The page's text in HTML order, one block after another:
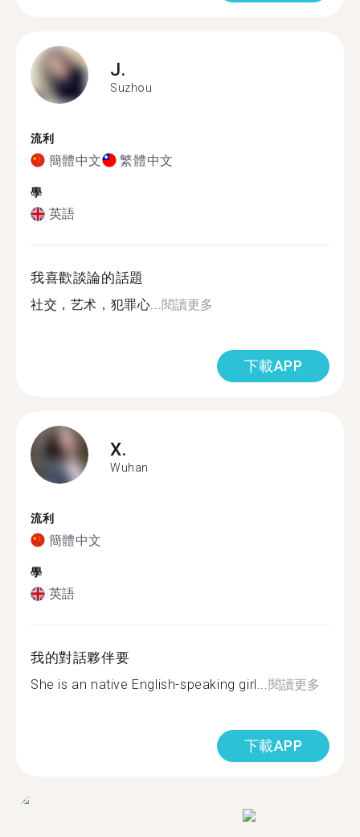
J.
Suzhou
流利
簡體中文 繁體中文
學
英語
我喜歡談論的話題
社交，艺术，犯罪心...閱讀更多
下載APP
X.
Wuhan
流利
簡體中文
學
英語
我的對話夥伴要
She is an native English-speaking girl...閱讀更多
下載APP